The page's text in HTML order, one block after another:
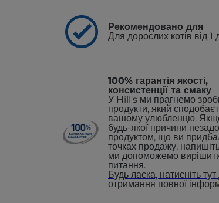
Рекомендовано для
Для дорослих котів від 1
100% гарантія якості,
консистенції та смаку
У Hill's ми прагнемо
продукти, який
вашому улюбленцю.
будь-якої причини
продуктом, що ви
точках продажу,
ми допоможемо
питання.
Будь ласка, натисніть
отримання повної